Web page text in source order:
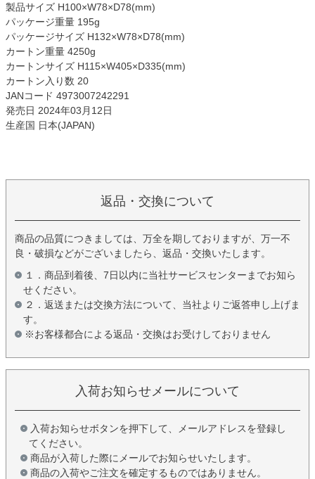
製品サイズ H100×W78×D78(mm)
パッケージ重量 195g
パッケージサイズ H132×W78×D78(mm)
カートン重量 4250g
カートンサイズ H115×W405×D335(mm)
カートン入り数 20
JANコード 4973007242291
発売日 2024年03月12日
生産国 日本(JAPAN)
返品・交換について
商品の品質につきましては、万全を期しておりますが、万一不
良・破損などがございましたら、返品・交換いたします。
１．商品到着後、7日以内に当社サービスセンターまでお知ら
せください。
２．返送または交換方法について、当社よりご返答申し上げま
す。
※お客様都合による返品・交換はお受けしておりません
入荷お知らせメールについて
入荷お知らせボタンを押下して、メールアドレスを登録し
てください。
商品が入荷した際にメールでお知らせいたします。
商品の入荷やご注文を確定するものではありません。